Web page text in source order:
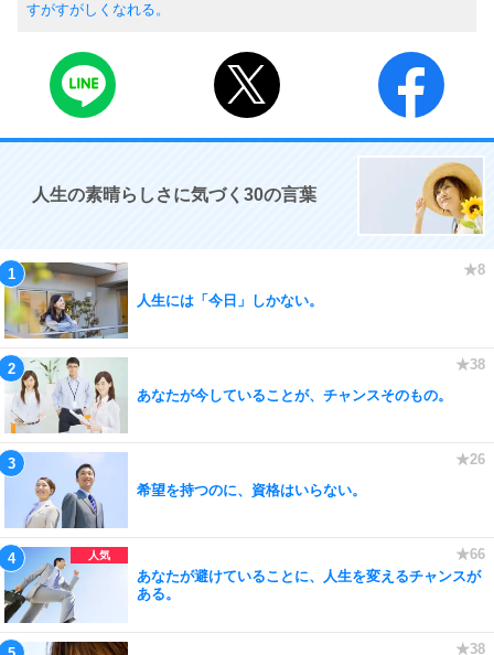
すがすがしくなれる。
人生の素晴らしさに気づく30の言葉
人生には「今日」しかない。
あなたが今していることが、チャンスそのもの。
希望を持つのに、資格はいらない。
あなたが避けていることに、人生を変えるチャンスが
ある。